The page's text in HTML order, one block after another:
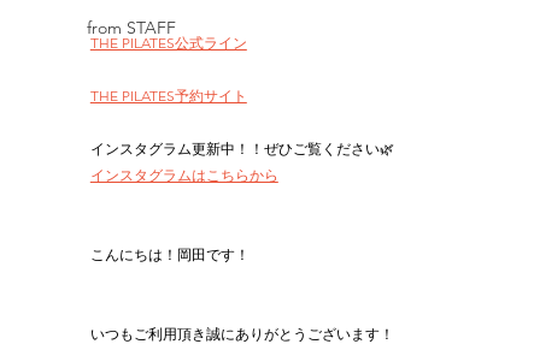
from STAFF
THE PILATES公式ライン
THE PILATES予約サイト
インスタグラム更新中！！ぜひご覧ください🌿
インスタグラムはこちらから
こんにちは！岡田です！
いつもご利用頂き誠にありがとうございます！